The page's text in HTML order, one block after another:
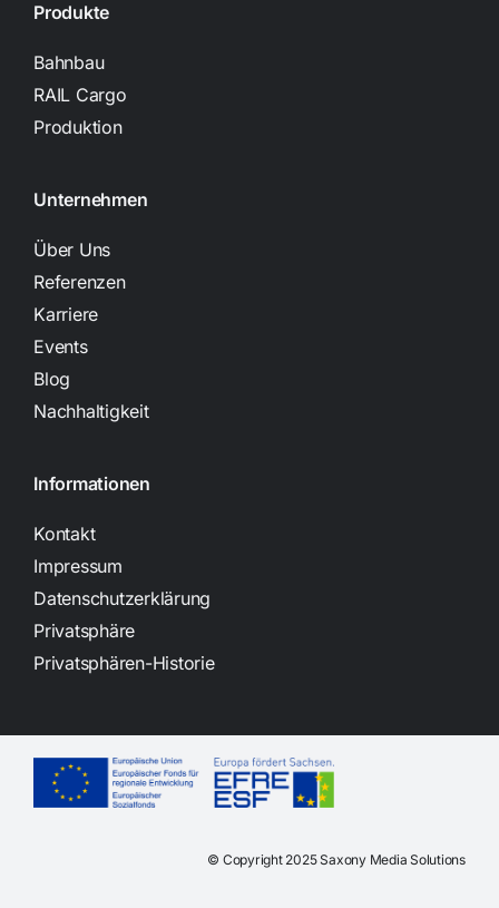
Produkte
Bahnbau
RAIL Cargo
Produktion
Unternehmen
Über Uns
Referenzen
Karriere
Events
Blog
Nachhaltigkeit
Informationen
Kontakt
Impressum
Datenschutzerklärung
Privatsphäre
Privatsphären-Historie
© Copyright 2025 Saxony Media Solutions